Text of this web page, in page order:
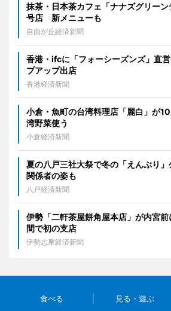
抹茶・日本茶カフェ「ナナズグリー
号店 新メニューも
自由が丘経済新聞
香港・ifcに「フォーシーズンズ」直
プアップ出店
香港経済新聞
小倉・魚町の台湾料理店「麗白」が
湾野菜使う
小倉経済新聞
夏の八戸三社大祭で冬の「えんぶり
関係者の姿も
八戸経済新聞
伊勢「二軒茶屋餅角屋本店」が内宮
間で初の支店
伊勢志摩経済新聞
食べる 見る・遊ぶ